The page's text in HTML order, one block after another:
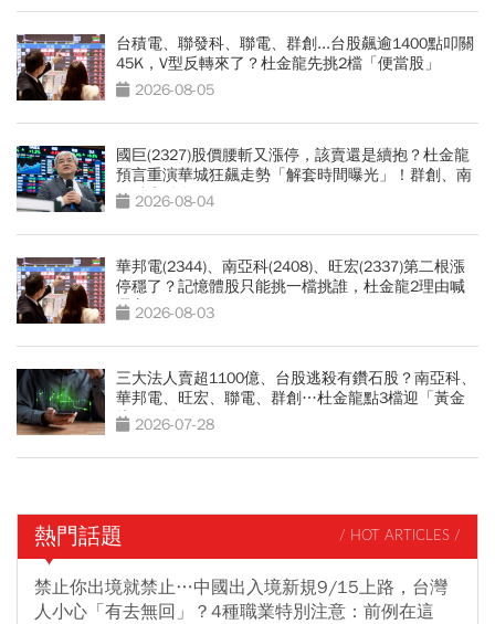
台積電、聯發科、聯電、群創...台股飆逾1400點叩關
45K，V型反轉來了？杜金龍先挑2檔「便當股」
2026-08-05
國巨(2327)股價腰斬又漲停，該賣還是續抱？杜金龍
預言重演華城狂飆走勢「解套時間曝光」！群創、南
亞科也點名
2026-08-04
華邦電(2344)、南亞科(2408)、旺宏(2337)第二根漲
停穩了？記憶體股只能挑一檔挑誰，杜金龍2理由喊
選它2026-08-03
三大法人賣超1100億、台股逃殺有鑽石股？南亞科、
華邦電、旺宏、聯電、群創…杜金龍點3檔迎「黃金
坑」買點
2026-07-28
熱門話題 / HOT ARTICLES /
禁止你出境就禁止…中國出入境新規9/15上路，台灣
人小心「有去無回」？4種職業特別注意：前例在這